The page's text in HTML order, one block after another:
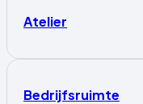
Atelier
Bedrijfsruimte